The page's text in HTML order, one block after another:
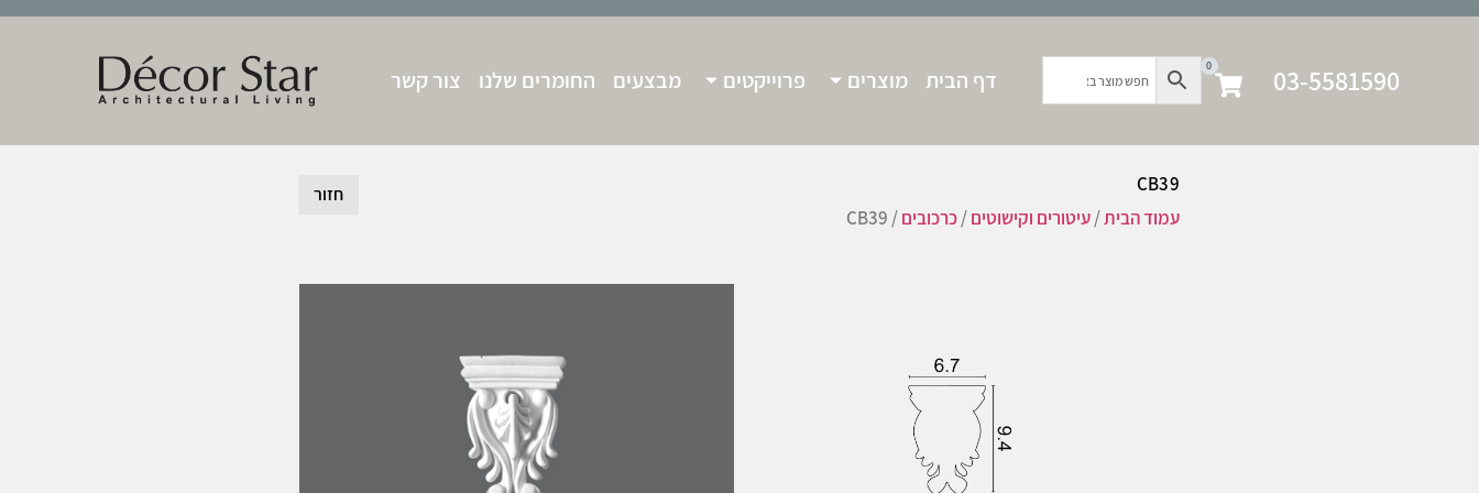
03-5581590
0
דף הבית מוצרים פרוייקטים מבצעים החומרים שלנו צור קשר
CB39
עמוד הבית/עיטורים וקישוטים/כרכובים/ CB39
חזור